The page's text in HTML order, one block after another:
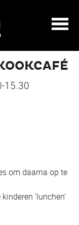
15.30
om daarna op te
‘lunchen’